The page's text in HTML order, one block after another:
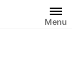
Menu